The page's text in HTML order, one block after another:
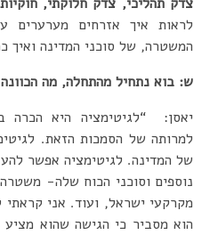
לראות איך אזרחים מערערים
המשטרה, של סוכני המדינה ואיך
ש: בוא נתחיל מהתחלה, מה
יאסן: “לגיטימציה היא הכרה
למרותה של הסמכות הזאת.
של המדינה. לגיטימציה אפשר
נוספים וסוכני הכוח שלה-
מקרקעי ישראל, ועוד. אני קראתי
הוא מסביר כי הגישה שהוא